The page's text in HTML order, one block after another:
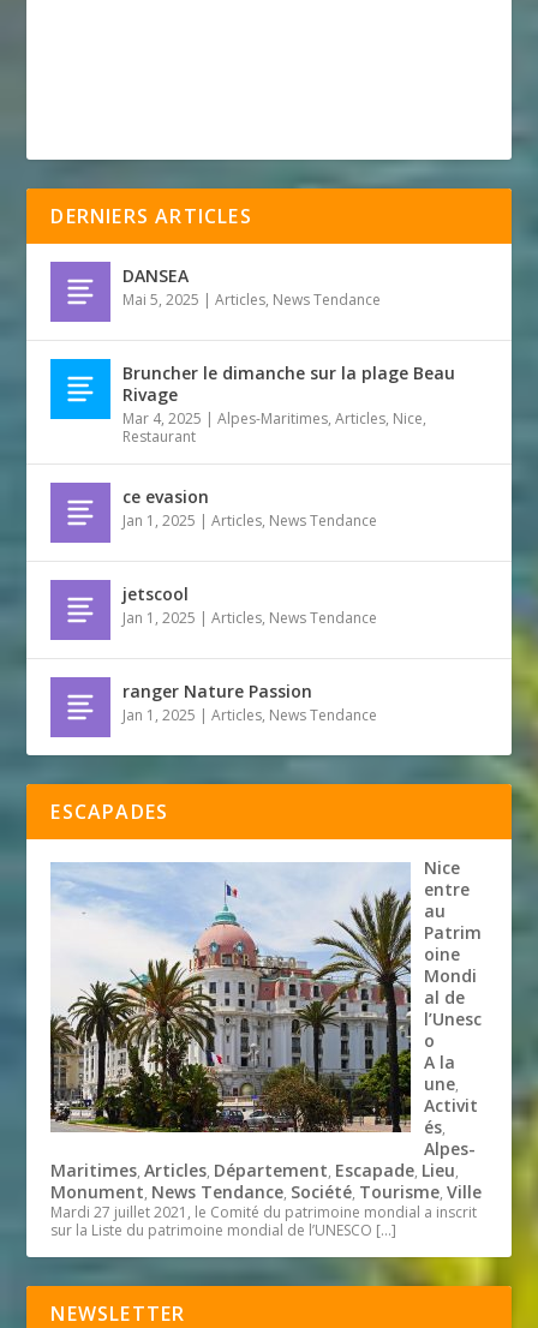
DERNIERS ARTICLES
DANSEA
Mai 5, 2025 |Articles, News Tendance
Bruncher le dimanche sur la plage Beau
Rivage
Mar 4, 2025 |Alpes-Maritimes,Articles, Nice,
Restaurant
ce evasion
Jan 1, 2025 |Articles, News Tendance
jetscool
Jan 1, 2025 |Articles, News Tendance
ranger Nature Passion
Jan 1, 2025 |Articles, News Tendance
ESCAPADES
Nice
entre
au
Patrim
oine
Mondi
al de
l’Unesc
o
A la
une,
Activit
és,
Alpes-
Maritimes,Articles, Département, Escapade, Lieu,
Monument, News Tendance, Société, Tourisme,Ville
Mardi 27 juillet 2021, le Comité du patrimoine mondial a inscrit
sur la Liste du patrimoine mondial de l’UNESCO […]
NEWSLETTER